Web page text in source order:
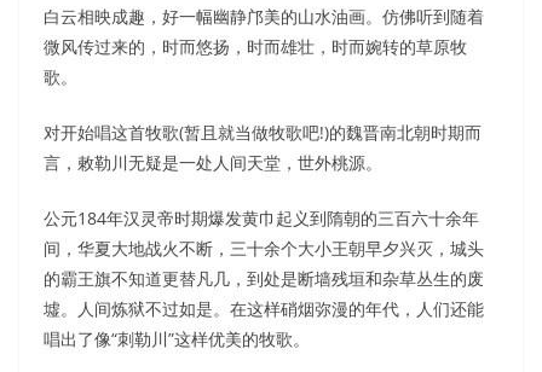
白云相映成趣，好一幅幽静邝美的山水油画。仿佛听到随着
微风传过来的，时而悠扬，时而雄壮，时而婉转的草原牧
歌。
对开始唱这首牧歌(暂且就当做牧歌吧!)的魏晋南北朝时期而
言，敕勒川无疑是一处人间天堂，世外桃源。
公元184年汉灵帝时期爆发黄巾起义到隋朝的三百六十余年
间，华夏大地战火不断，三十余个大小王朝早夕兴灭，城头
的霸王旗不知道更替凡几，到处是断墙残垣和杂草丛生的废
墟。人间炼狱不过如是。在这样硝烟弥漫的年代，人们还能
唱出了像“刺勒川”这样优美的牧歌。